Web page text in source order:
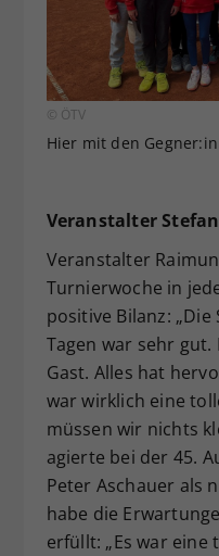
© ÖTV
Hier mit den
Veranstalter
Veranstalter
Turnierwoche in
positive Bilanz:
Tagen war sehr gut.
Gast. Alles hat
war wirklich eine
müssen wir nichts
agierte bei der 45.
Peter Aschauer als
habe die
erfüllt: „Es war eine